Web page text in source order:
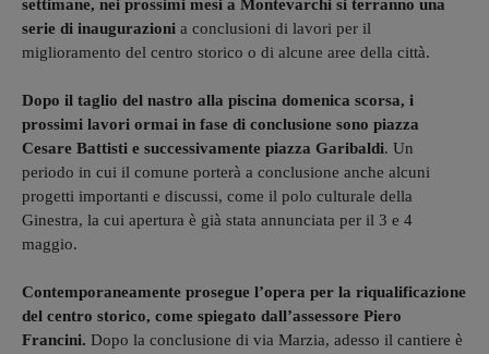
settimane, nei prossimi mesi a Montevarchi si terranno una
serie di inaugurazioni a conclusioni di lavori per il
miglioramento del centro storico o di alcune aree della città.
Dopo il taglio del nastro alla piscina domenica scorsa, i
prossimi lavori ormai in fase di conclusione sono piazza
Cesare Battisti e successivamente piazza Garibaldi. Un
periodo in cui il comune porterà a conclusione anche alcuni
progetti importanti e discussi, come il polo culturale della
Ginestra, la cui apertura è già stata annunciata per il 3 e 4
maggio.
Contemporaneamente prosegue l’opera per la riqualificazione
del centro storico, come spiegato dall’assessore Piero
Francini. Dopo la conclusione di via Marzia, adesso il cantiere è